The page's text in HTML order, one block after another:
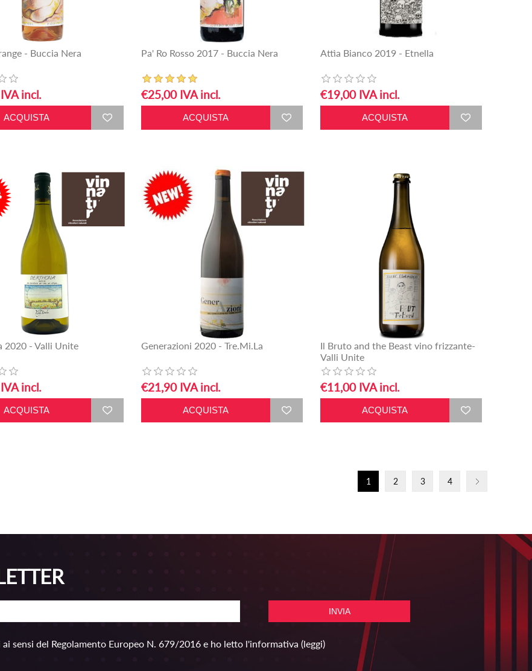
- Buccia Nera
incl.
Pa' Ro Rosso 2017 - Buccia Nera
€25,00 IVA incl.
Attìa Bianco 2019 - Etnella
€19,00 IVA incl.
2020 - Valli Unite
incl.
Generazioni 2020 - Tre.Mi.La
€21,90 IVA incl.
Il Bruto and the Beast vino frizzante-
Valli Unite
€11,00 IVA incl.
1 2 3 4
sensi del Regolamento Europeo N. 679/2016 e ho letto l'informativa (leggi)